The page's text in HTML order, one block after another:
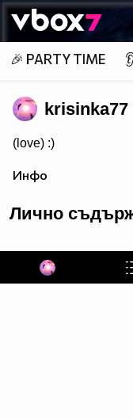
Member of
👾
🎉 PARTY TIME
krisinka77
(love) :)
Не можеш да
да позволиш да
Инфо
Лично